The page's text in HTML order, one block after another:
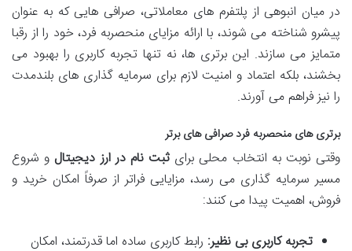
در میان انبوهی از پلتفرم های معاملاتی، صرافی هایی که به عنوان
پیشرو شناخته می شوند، با ارائه مزایای منحصربه فرد، خود را از رقبا
متمایز می سازند. این برتری ها، نه تنها تجربه کاربری را بهبود می
بخشند، بلکه اعتماد و امنیت لازم برای سرمایه گذاری های بلندمدت
را نیز فراهم می آورند.
برتری های منحصربه فرد صرافی های برتر
وقتی نوبت به انتخاب محلی برای ثبت نام در ارز دیجیتال و شروع
مسیر سرمایه گذاری می رسد، مزایایی فراتر از صرفاً امکان خرید و
فروش، اهمیت پیدا می کنند:
تجربه کاربری بی نظیر: رابط کاربری ساده اما قدرتمند، امکان